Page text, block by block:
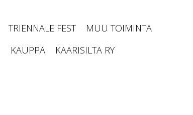
TRIENNALE FEST
MUU TOIMINTA
KAUPPA
KAARISILTA RY